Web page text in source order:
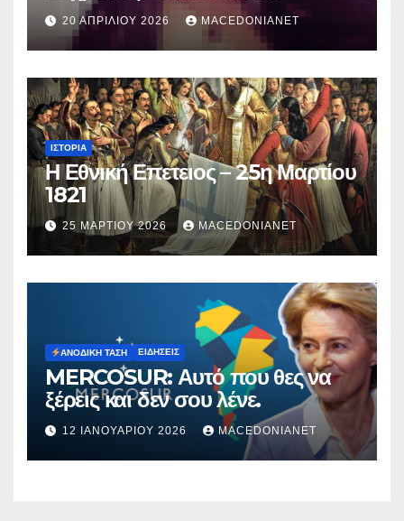
κατηγορείται για τον θάνατο της
Μυρτούς
20 ΑΠΡΙΛΊΟΥ 2026 MACEDONIANET
ΙΣΤΟΡΊΑ
Η Εθνική Επετειος – 25η Μαρτίου
1821
25 ΜΑΡΤΊΟΥ 2026 MACEDONIANET
ΑΝΟΔΙΚΉ ΤΆΣΗ ΕΙΔΉΣΕΙΣ
MERCOSUR: Αυτό που θες να
ξέρεις και δεν σου λένε.
12 ΙΑΝΟΥΑΡΊΟΥ 2026 MACEDONIANET